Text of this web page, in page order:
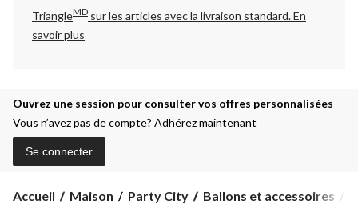
TriangleMD sur les articles avec la livraison standard.En
savoir plus
Ouvrez une session pour consulter vos offres personnalisées
Vous n’avez pas de compte? Adhérez maintenant
Se connecter
Accueil Maison Party City Ballons et accessoires